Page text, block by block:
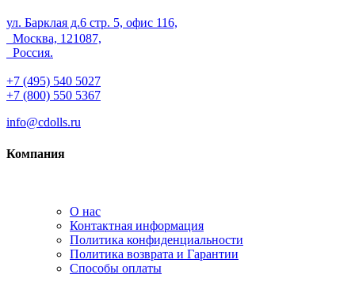
ул. Барклая д.6 стр. 5, офис 116,
Москва, 121087,
Россия.
+7 (495) 540 5027
+7 (800) 550 5367
info@cdolls.ru
Компания
О нас
Контактная информация
Политика конфиденциальности
Политика возврата и Гарантии
Способы оплаты